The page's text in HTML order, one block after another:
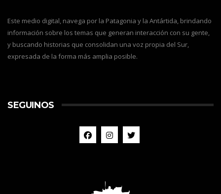
Este medio digital, navega por la Patagonia y la Antártida, brindando
información sobre los temas que generan interacción con su gente,
y buscando historias que consolidan una voz propia del Sur,
expresada de la forma más amplia posible.
SEGUINOS